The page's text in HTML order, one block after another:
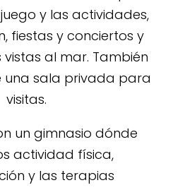
y las actividades,
fiestas y conciertos y
al mar. También
una sala privada para
visitas.
un gimnasio dónde
actividad física,
y las terapias